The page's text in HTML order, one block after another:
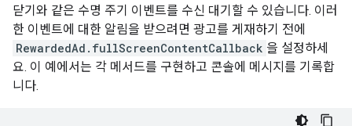
닫기와 같은 수명 주기 이벤트를 수신 대기할 수 있습니다. 이러
한 이벤트에 대한 알림을 받으려면 광고를 게재하기 전에
RewardedAd.fullScreenContentCallback 을 설정하세
요. 이 예에서는 각 메서드를 구현하고 콘솔에 메시지를 기록합
니다.